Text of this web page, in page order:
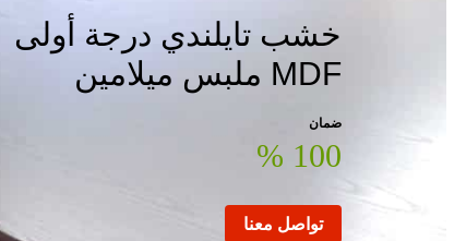
خشب تايلندي درجة أولى
MDF ملبس ميلامين
ضمان
100 %
تواصل معنا